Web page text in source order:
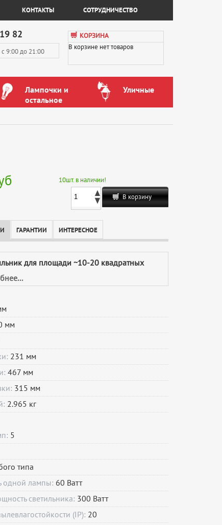
КОНТАКТЫ СОТРУДНИЧЕСТВО
82
с 9:00 до 21:00
КОРЗИНА
В корзине нет товаров
Лампочки и
остальное
Уличные
10шт. в наличии!
В корзину
ГАРАНТИИ ИНТЕРЕСНОЕ
для площади ~10-20 квадратных
мм
231 мм
467 мм
315 мм
2.965 кг
5
типа
одной лампы: 60 Ватт
светильника: 300 Ватт
(IP): 20